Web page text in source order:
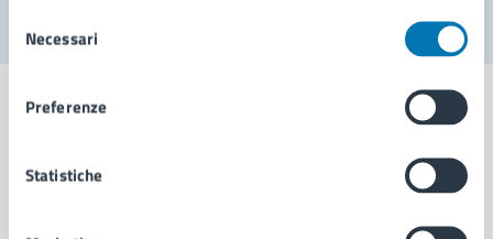
delNecessari
Preferenze
StatisticheComune di Napoli